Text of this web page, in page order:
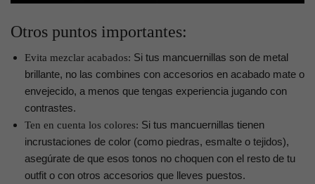
Otros puntos importantes:
Evita mezclar acabados: Si tus mancuernillas son de metal
brillante, no las combines con accesorios en acabado mate o
envejecido, a menos que tengas experiencia jugando con
contrastes.
Ten en cuenta los colores: Si tus mancuernillas tienen
incrustaciones de color (como piedras, esmalte o tejidos),
asegúrate de que esos tonos no choquen con el resto de tu
outfit o con otros accesorios que lleves puestos.